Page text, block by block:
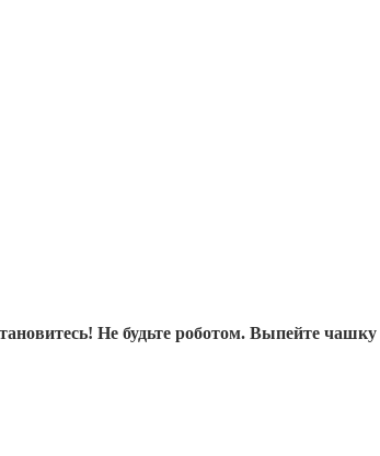
Не будьте роботом. Выпейте